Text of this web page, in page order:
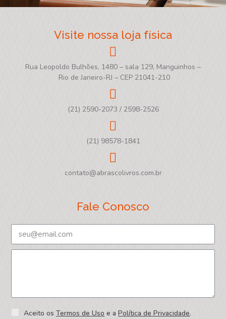
Visite nossa loja física
Rua Leopoldo Bulhões, 1480 – sala 129, Manguinhos –
Rio de Janeiro-RJ – CEP 21041-210
(21) 2590-2073 / 2598-2526
(21) 98578-1841
contato@abrascolivros.com.br
Fale Conosco
Aceito osTermos de Uso e aPolítica de Privacidade.